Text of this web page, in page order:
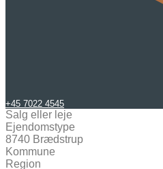
+45 7022 4545
Salg eller leje
Ejendomstype
8740 Brædstrup
Kommune
Region